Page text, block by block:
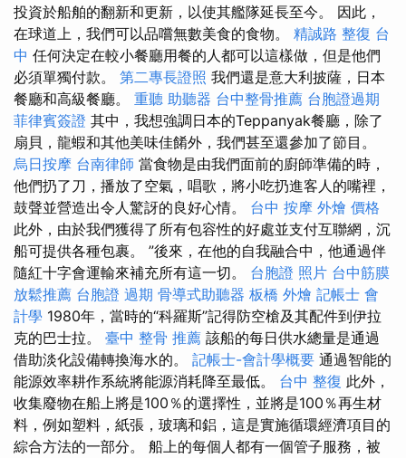
投資於船舶的翻新和更新，以使其艦隊延長至今。 因此，
在球道上，我們可以品嚐無數美食的食物。 精誠路 整復 台
中 任何決定在較小餐廳用餐的人都可以這樣做，但是他們
必須單獨付款。 第二專長證照 我們還是意大利披薩，日本
餐廳和高級餐廳。 重聽 助聽器 台中整骨推薦 台胞證過期
菲律賓簽證 其中，我想強調日本的Teppanyak餐廳，除了
扇貝，龍蝦和其他美味佳餚外，我們甚至還參加了節目。
烏日按摩 台南律師 當食物是由我們面前的廚師準備的時，
他們扔了刀，播放了空氣，唱歌，將小吃扔進客人的嘴裡，
鼓聲並營造出令人驚訝的良好心情。 台中 按摩 外燴 價格
此外，由於我們獲得了所有包容性的好處並支付互聯網，沉
船可提供各種包裹。 ”後來，在他的自我融合中，他通過伴
隨紅十字會運輸來補充所有這一切。 台胞證 照片 台中筋膜
放鬆推薦 台胞證 過期 骨導式助聽器 板橋 外燴 記帳士 會
計學 1980年，當時的“科羅斯”記得防空槍及其配件到伊拉
克的巴士拉。 臺中 整骨 推薦 該船的每日供水總量是通過
借助淡化設備轉換海水的。 記帳士-會計學概要 通過智能的
能源效率耕作系統將能源消耗降至最低。 台中 整復 此外，
收集廢物在船上將是100％的選擇性，並將是100％再生材
料，例如塑料，紙張，玻璃和鋁，這是實施循環經濟項目的
綜合方法的一部分。 船上的每個人都有一個管子服務，被